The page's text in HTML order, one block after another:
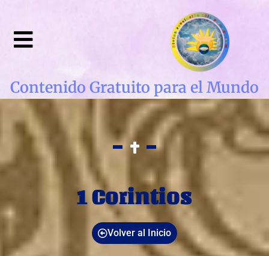
Contenido Gratuito para el Mundo
1 Corintios
Volver al Inicio